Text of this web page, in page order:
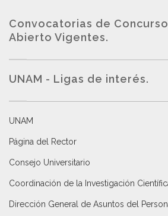
Convocatorias de
Abierto Vigentes.
UNAM - Ligas de interés.
UNAM
Página del Rector
Consejo Universitario
Coordinación de la Investigación
Dirección General de Asuntos del